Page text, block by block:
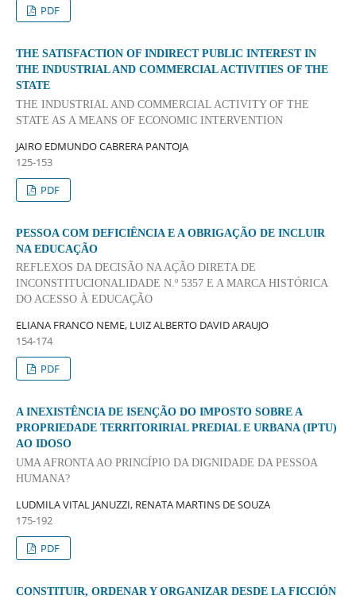
PDF
THE SATISFACTION OF INDIRECT PUBLIC INTEREST IN
THE INDUSTRIAL AND COMMERCIAL ACTIVITIES OF THE
STATE
THE INDUSTRIAL AND COMMERCIAL ACTIVITY OF THE
STATE AS A MEANS OF ECONOMIC INTERVENTION
JAIRO EDMUNDO CABRERA PANTOJA
125-153
PDF
PESSOA COM DEFICIÊNCIA E A OBRIGAÇÃO DE INCLUIR
NA EDUCAÇÃO
REFLEXOS DA DECISÃO NA AÇÃO DIRETA DE
INCONSTITUCIONALIDADE N.º 5357 E A MARCA HISTÓRICA
DO ACESSO À EDUCAÇÃO
ELIANA FRANCO NEME, LUIZ ALBERTO DAVID ARAUJO
154-174
PDF
A INEXISTÊNCIA DE ISENÇÃO DO IMPOSTO SOBRE A
PROPRIEDADE TERRITORIRIAL PREDIAL E URBANA (IPTU)
AO IDOSO
UMA AFRONTA AO PRINCÍPIO DA DIGNIDADE DA PESSOA
HUMANA?
LUDMILA VITAL JANUZZI, RENATA MARTINS DE SOUZA
175-192
PDF
CONSTITUIR, ORDENAR Y ORGANIZAR DESDE LA FICCIÓN